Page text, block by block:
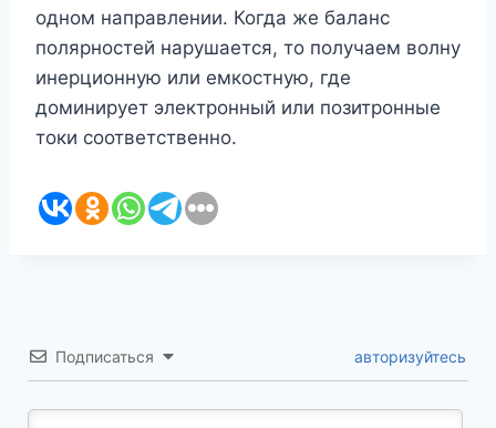
одном направлении. Когда же баланс
полярностей нарушается, то получаем волну
инерционную или емкостную, где
доминирует электронный или позитронные
токи соответственно.
Подписаться авторизуйтесь